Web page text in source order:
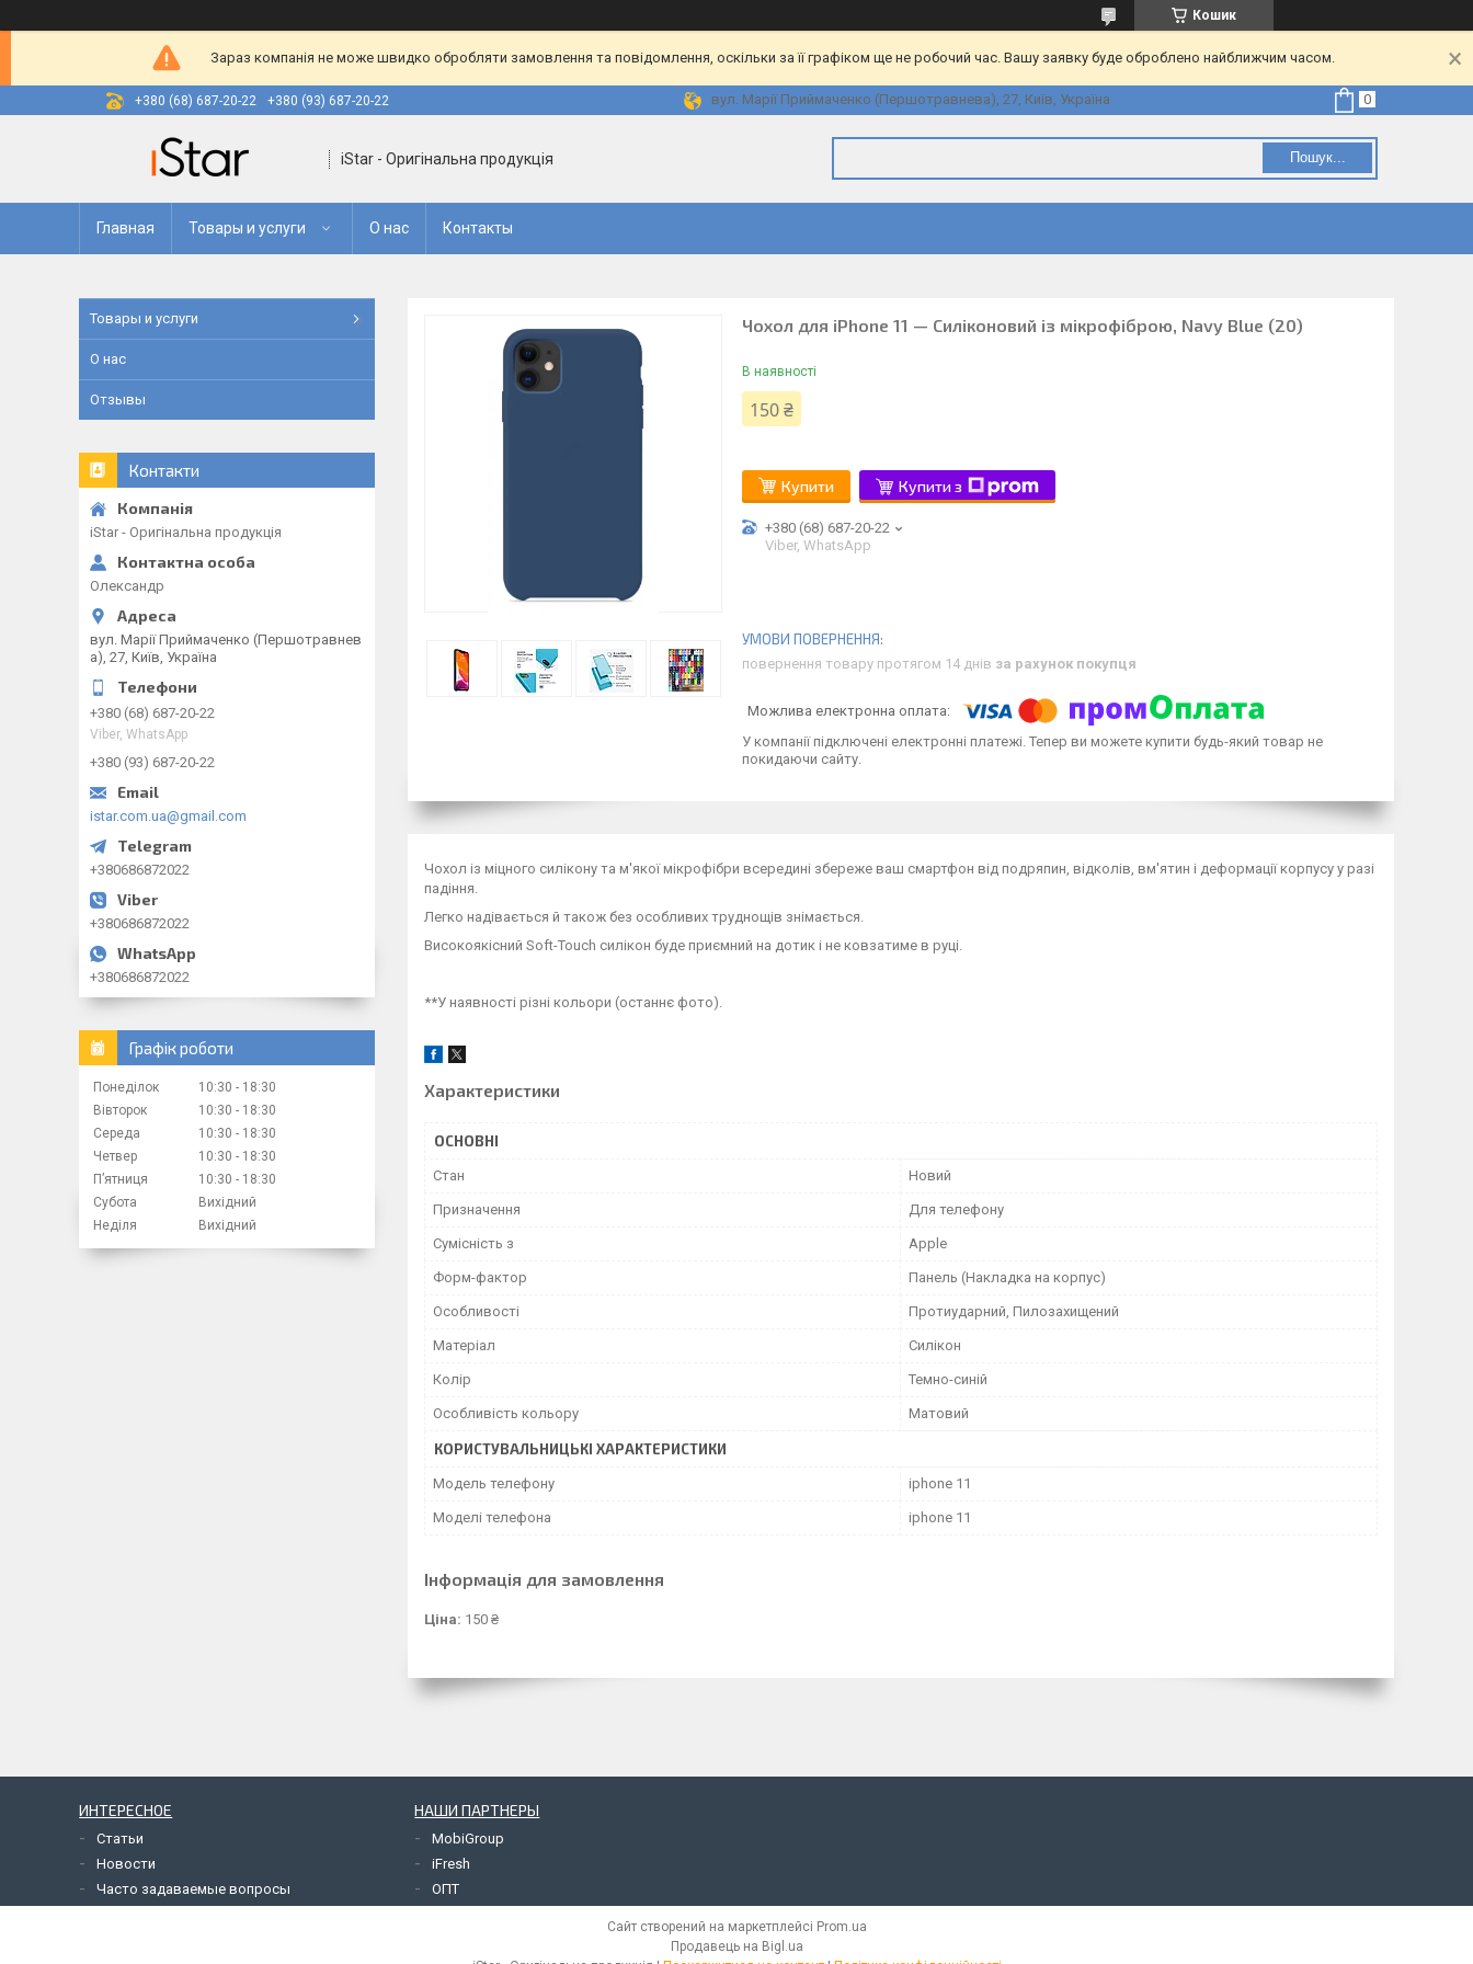
Кошик
Зараз компанія не може швидко обробляти замовлення та повідомлення, оскільки за її графіком ще не робочий час. Вашу заявку буде оброблено найближчим часом.
+380 (68) 687-20-22 +380 (93) 687-20-22 вул. Марії Приймаченко (Першотравнева), 27, Київ, Україна
iStar - Оригінальна продукція Пошук...
Главная Товары и услуги О нас Контакты
Чохол для iPhone 11 — Силіконовий із мікрофіброю, Navy Blue (20)
В наявності
150 ₴
Купити Купити з
+380 (68) 687-20-22
Viber, WhatsApp
повернення товару протягом 14 днів за рахунок покупця
У компанії підключені електронні платежі. Тепер ви можете купити будь-який товар не
покидаючи сайту.
Чохол із міцного силікону та м'якої мікрофібри всередині збереже ваш смартфон від подряпин, відколів, вм'ятин і деформації корпусу у разі
падіння.
Легко надівається й також без особливих труднощів знімається.
Високоякісний Soft-Touch силікон буде приємний на дотик і не ковзатиме в руці.
**У наявності різні кольори (останнє фото).
Характеристики
ОСНОВНІ
Стан Новий
Призначення Для телефону
Сумісність з Apple
Форм-фактор Панель (Накладка на корпус)
Особливості Протиударний, Пилозахищений
Матеріал Силікон
Колір Темно-синій
Особливість кольору Матовий
КОРИСТУВАЛЬНИЦЬКІ ХАРАКТЕРИСТИКИ
Модель телефону iphone 11
Моделі телефона iphone 11
Інформація для замовлення
Ціна: 150 ₴
Товары и услуги
О нас
Отзывы
Контакти
iStar - Оригінальна продукція
Олександр
вул. Марії Приймаченко (Першотравнев
а), 27, Київ, Україна
+380 (68) 687-20-22
Viber, WhatsApp
+380 (93) 687-20-22
istar.com.ua@gmail.com
+380686872022
+380686872022
+380686872022
Графік роботи
Понеділок 10:30
18:30
Вівторок
10:30
18:30
Середа
10:30
18:30
Четвер
10:30
18:30
Пʼятниця
10:30
18:30
Субота
Вихідний
Неділя
Вихідний
ИНТЕРЕСНОЕ
Статьи
Новости
Часто задаваемые вопросы
НАШИ ПАРТНЕРЫ
MobiGroup
iFresh
ОПТ
Сайт створений на маркетплейсі Prom.ua
Продавець на Bigl.ua